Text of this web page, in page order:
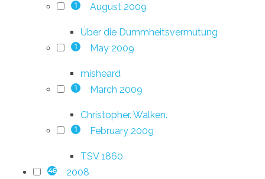
1 August 2009
Über die Dummheitsvermutung
1 May 2009
misheard
1 March 2009
Christopher. Walken.
1 February 2009
TSV 1860
46 2008